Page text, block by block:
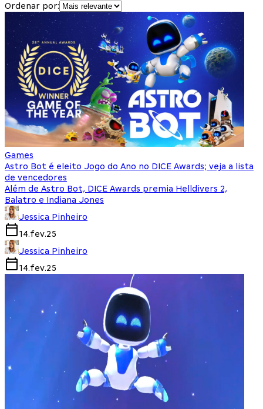
Ordenar por:
Games
Astro Bot é eleito Jogo do Ano no DICE Awards; veja a lista
de vencedores
Além de Astro Bot, DICE Awards premia Helldivers 2,
Balatro e Indiana Jones
Jessica Pinheiro
14.fev.25
Jessica Pinheiro
14.fev.25